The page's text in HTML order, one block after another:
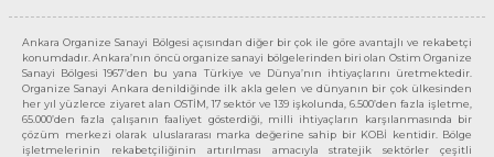
Ankara Organize Sanayi Bölgesi açısından diğer bir çok ile göre avantajlı ve rekabetçi
konumdadır. Ankara’nın öncü organize sanayi bölgelerinden biri olan Ostim Organize
Sanayi Bölgesi 1967’den bu yana Türkiye ve Dünya’nın ihtiyaçlarını üretmektedir.
Organize Sanayi Ankara denildiğinde ilk akla gelen ve dünyanın bir çok ülkesinden
her yıl yüzlerce ziyaret alan OSTİM, 17 sektör ve 139 işkolunda, 6.500’den fazla işletme,
65.000’den fazla çalışanın faaliyet gösterdiği, milli ihtiyaçların karşılanmasında bir
çözüm merkezi olarak uluslararası marka değerine sahip bir KOBİ kentidir. Bölge
işletmelerinin rekabetçiliğinin artırılması amacıyla stratejik sektörler çeşitli